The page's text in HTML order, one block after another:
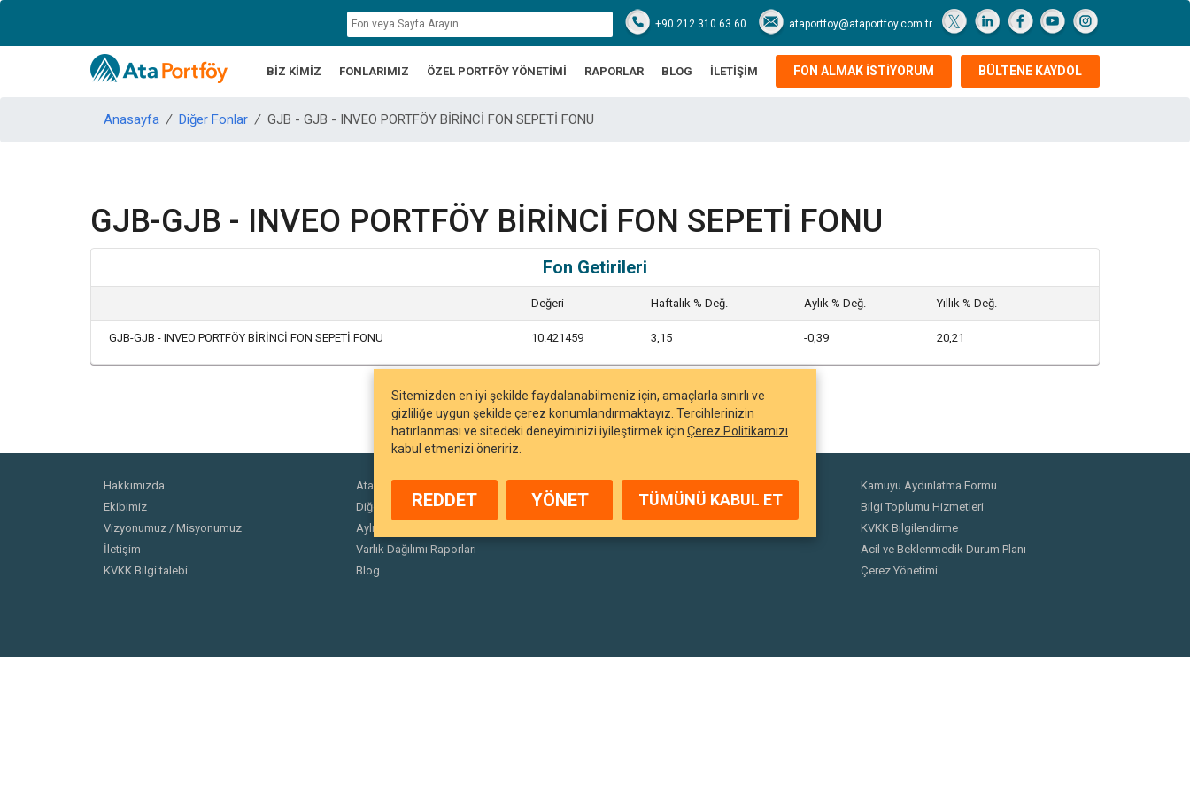
+90 212 310 63 60 ataportfoy@ataportfoy.com.tr
BİZ KİMİZ FONLARIMIZ ÖZEL PORTFÖY YÖNETİMİ RAPORLAR BLOG İLETİŞİM BÜLTENE KAYDOL
FON ALMAK İSTİYORUM
Anasayfa / Diğer Fonlar / GJB - GJB - INVEO PORTFÖY BİRİNCİ FON SEPETİ FONU
GJB-GJB - INVEO PORTFÖY BİRİNCİ FON SEPETİ FONU
Fon Getirileri
Değeri Haftalık % Değ. Aylık % Değ. Yıllık % Değ.
GJB-GJB - INVEO PORTFÖY BİRİNCİ FON SEPETİ FONU 10.421459 3,15 -0,39 20,21
Hakkımızda
Ekibimiz
Vizyonumuz / Misyonumuz
İletişim
KVKK Bilgi talebi
Ata Fonları
Diğer Fonlar
Aylık Raporlar
Varlık Dağılımı Raporları
Blog
Duyurular
Yasal Uyarılar
Kamuyu Aydınlatma Formu
Bilgi Toplumu Hizmetleri
KVKK Bilgilendirme
Acil ve Beklenmedik Durum Planı
Çerez Yönetimi
Sitemizden en iyi şekilde faydalanabilmeniz için, amaçlarla sınırlı ve
gizliliğe uygun şekilde çerez konumlandırmaktayız. Tercihlerinizin
hatırlanması ve sitedeki deneyiminizi iyileştirmek için Çerez Politikamızı
kabul etmenizi öneririz.
REDDET YÖNET TÜMÜNÜ KABUL ET